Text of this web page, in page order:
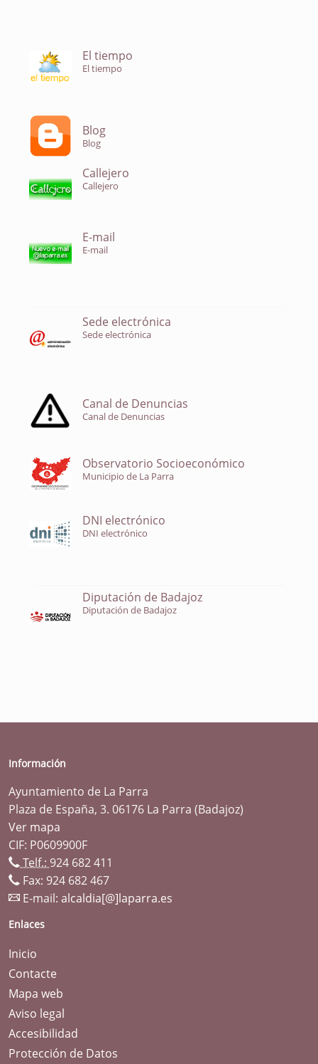
El tiempo
El tiempo
Blog
Blog
Callejero
Callejero
E-mail
E-mail
Sede electrónica
Sede electrónica
Canal de Denuncias
Canal de Denuncias
Observatorio Socioeconómico
Municipio de La Parra
DNI electrónico
DNI electrónico
Diputación de Badajoz
Diputación de Badajoz
Información
Ayuntamiento de La Parra
Plaza de España, 3. 06176 La Parra (Badajoz)
Ver mapa
CIF: P0609900F
Telf.: 924 682 411
Fax: 924 682 467
E-mail: alcaldia[@]laparra.es
Enlaces
Inicio
Contacte
Mapa web
Aviso legal
Accesibilidad
Protección de Datos